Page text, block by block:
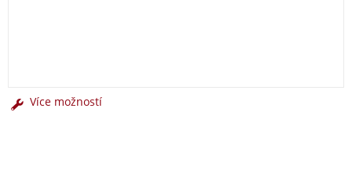
Více možností